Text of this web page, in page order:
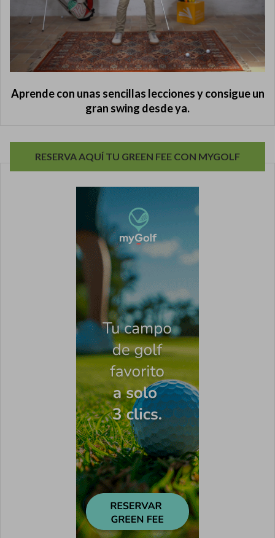
Aprende con unas sencillas lecciones y consigue un
gran swing desde ya.
RESERVA AQUÍ TU GREEN FEE CON MYGOLF